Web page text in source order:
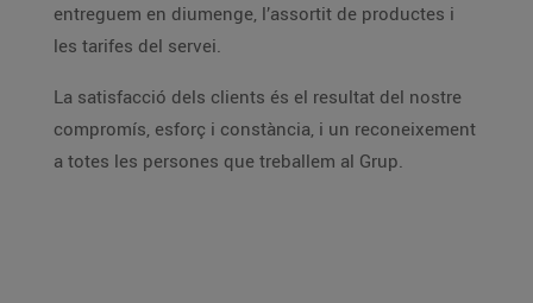
entreguem en diumenge, l’assortit de productes i
les tarifes del servei.
La satisfacció dels clients és el resultat del nostre
compromís, esforç i constància, i un reconeixement
a totes les persones que treballem al Grup.